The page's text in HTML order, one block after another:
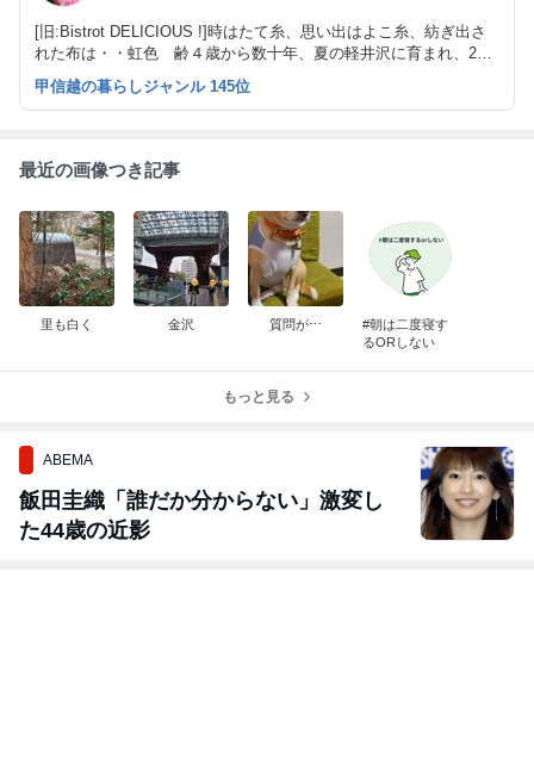
[旧:Bistrot DELICIOUS !]時はたて糸、思い出はよこ糸、紡ぎ出さ
れた布は・・虹色 齢４歳から数十年、夏の軽井沢に育まれ、201
2年よりほぼ軽井沢生活にスイッチしています。
甲信越の暮らしジャンル 145位
最近の画像つき記事
里も白く 金沢 質問が⋯
#朝は二度寝す
るORしない
もっと見る
ABEMA
飯田圭織「誰だか分からない」激変し
た44歳の近影